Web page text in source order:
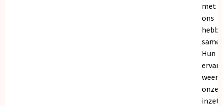
met
ons
Hun
onze
inzet